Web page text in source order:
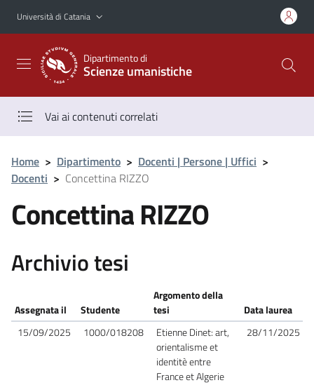
Vai al contenuto principale
Vai al menu di navigazione
Università di Catania
Dipartimento di
Scienze umanistiche
Vai ai contenuti correlati
Home > Dipartimento > Docenti | Persone | Uffici >
Docenti > Concettina RIZZO
Concettina RIZZO
Archivio tesi
Assegnata il Studente
Argomento della
tesi
Data laurea
15/09/2025
1000/018208
Etienne Dinet: art,
orientalisme et
identitè entre
France et Algerie
28/11/2025